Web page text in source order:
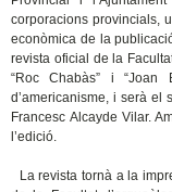
corporacions provincials,
econòmica de la
revista oficial de la
“Roc Chabàs” i “Joan
d’americanisme, i serà el
Francesc Alcayde Vilar.
l’edició.
La revista tornà a la